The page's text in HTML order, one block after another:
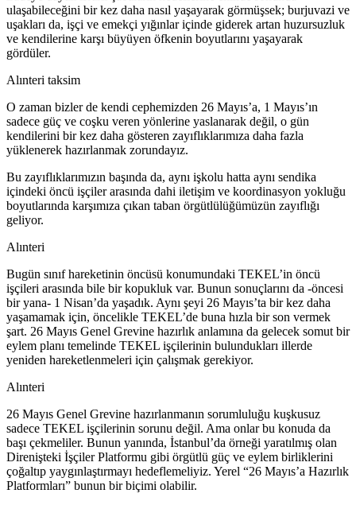
ulaşabileceğini bir kez daha nasıl yaşayarak görmüşsek; burjuvazi ve
uşakları da, işçi ve emekçi yığınlar içinde giderek artan huzursuzluk
ve kendilerine karşı büyüyen öfkenin boyutlarını yaşayarak
gördüler.
Alınteri taksim
O zaman bizler de kendi cephemizden 26 Mayıs’a, 1 Mayıs’ın
sadece güç ve coşku veren yönlerine yaslanarak değil, o gün
kendilerini bir kez daha gösteren zayıflıklarımıza daha fazla
yüklenerek hazırlanmak zorundayız.
Bu zayıflıklarımızın başında da, aynı işkolu hatta aynı sendika
içindeki öncü işçiler arasında dahi iletişim ve koordinasyon yokluğu
boyutlarında karşımıza çıkan taban örgütlülüğümüzün zayıflığı
geliyor.
Alınteri
Bugün sınıf hareketinin öncüsü konumundaki TEKEL’in öncü
işçileri arasında bile bir kopukluk var. Bunun sonuçlarını da -öncesi
bir yana- 1 Nisan’da yaşadık. Aynı şeyi 26 Mayıs’ta bir kez daha
yaşamamak için, öncelikle TEKEL’de buna hızla bir son vermek
şart. 26 Mayıs Genel Grevine hazırlık anlamına da gelecek somut bir
eylem planı temelinde TEKEL işçilerinin bulundukları illerde
yeniden hareketlenmeleri için çalışmak gerekiyor.
Alınteri
26 Mayıs Genel Grevine hazırlanmanın sorumluluğu kuşkusuz
sadece TEKEL işçilerinin sorunu değil. Ama onlar bu konuda da
başı çekmeliler. Bunun yanında, İstanbul’da örneği yaratılmış olan
Direnişteki İşçiler Platformu gibi örgütlü güç ve eylem birliklerini
çoğaltıp yaygınlaştırmayı hedeflemeliyiz. Yerel “26 Mayıs’a Hazırlık
Platformları” bunun bir biçimi olabilir.